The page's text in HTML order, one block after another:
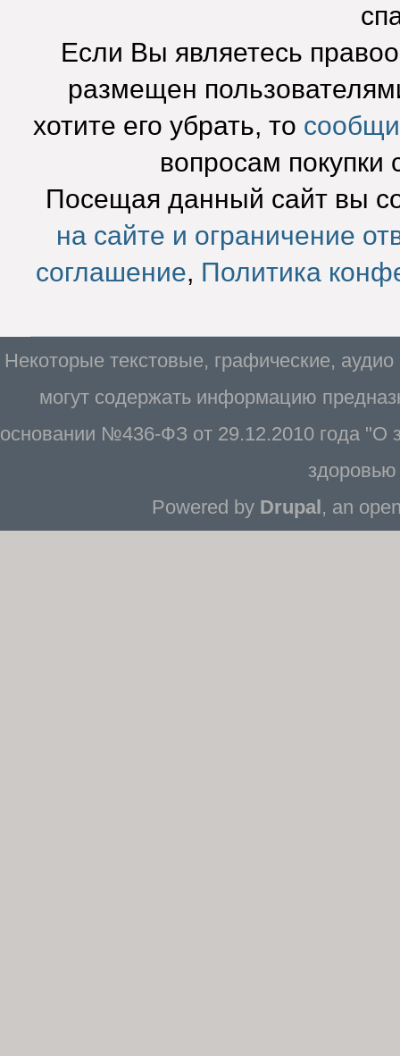
Если Вы являетесь
размещен
хотите его убрать, то
вопросам покупки
Посещая данный сайт вы
на сайте и ограничение
соглашение, Политика
Некоторые текстовые, графические,
могут содержать информацию
основании №436-ФЗ от 29.12.2010 года "О
Powered by Drupal, an